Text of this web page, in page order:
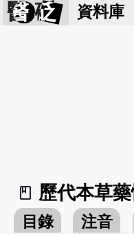
醫 砭 資料庫
book_2
歷代本草
目錄 注音